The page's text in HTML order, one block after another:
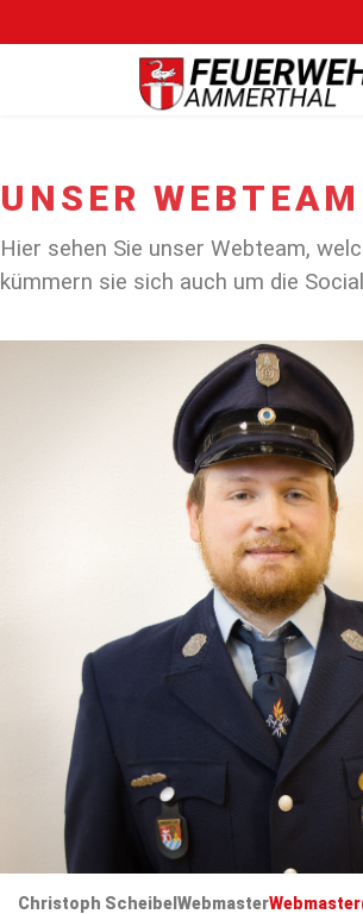
UNSER WEBTEAM
Hier sehen Sie unser Webteam,
kümmern sie sich auch um die
Christoph Scheibel Webmaster